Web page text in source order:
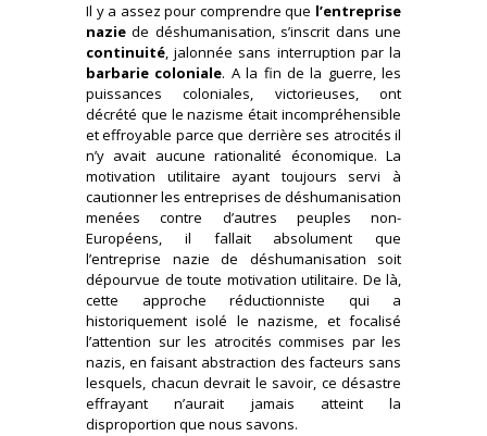
Il y a assez pour comprendre que l’entreprise
nazie de déshumanisation, s’inscrit dans une
continuité, jalonnée sans interruption par la
barbarie coloniale. A la fin de la guerre, les
puissances coloniales, victorieuses, ont
décrété que le nazisme était incompréhensible
et effroyable parce que derrière ses atrocités il
n’y avait aucune rationalité économique. La
motivation utilitaire ayant toujours servi à
cautionner les entreprises de déshumanisation
menées contre d’autres peuples non-
Européens, il fallait absolument que
l’entreprise nazie de déshumanisation soit
dépourvue de toute motivation utilitaire. De là,
cette approche réductionniste qui a
historiquement isolé le nazisme, et focalisé
l’attention sur les atrocités commises par les
nazis, en faisant abstraction des facteurs sans
lesquels, chacun devrait le savoir, ce désastre
effrayant n’aurait jamais atteint la
disproportion que nous savons.